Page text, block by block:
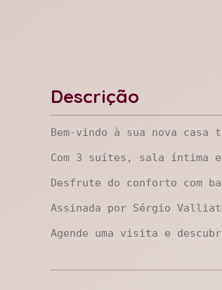
Descrição
Bem-vindo à sua nova casa
Com 3 suítes, sala íntima
Desfrute do conforto com
Assinada por Sérgio
Agende uma visita e